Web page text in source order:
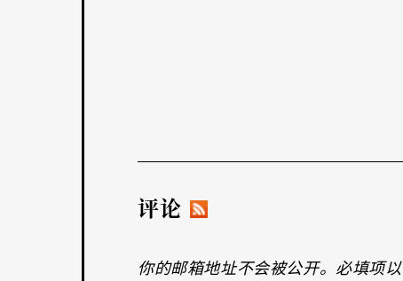
评论
你的邮箱地址不会被公开。必填项以